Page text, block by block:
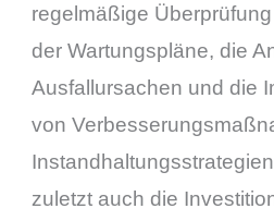
regelmäßige
der Wartungspläne, die
Ausfallursachen und die
von
zuletzt auch die